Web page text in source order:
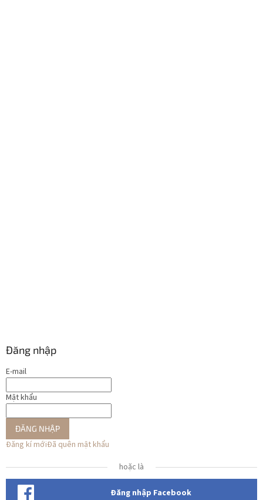
Đăng nhập
E-mail
Mật khẩu
ĐĂNG NHẬP
Đăng kí mớiĐã quên mật khẩu
hoặc là
Đăng nhập Facebook